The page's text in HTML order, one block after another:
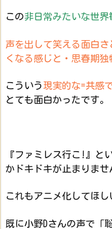
この非日常みたいな世界
声を出して笑える面白
くなる感じと・思春期独
こういう 現実的な=共感
とても面白かったです。
『ファミレス行こ!』と
かドキドキが止まりませ
これもアニメ化してほし
既に小野Dさんの声で「